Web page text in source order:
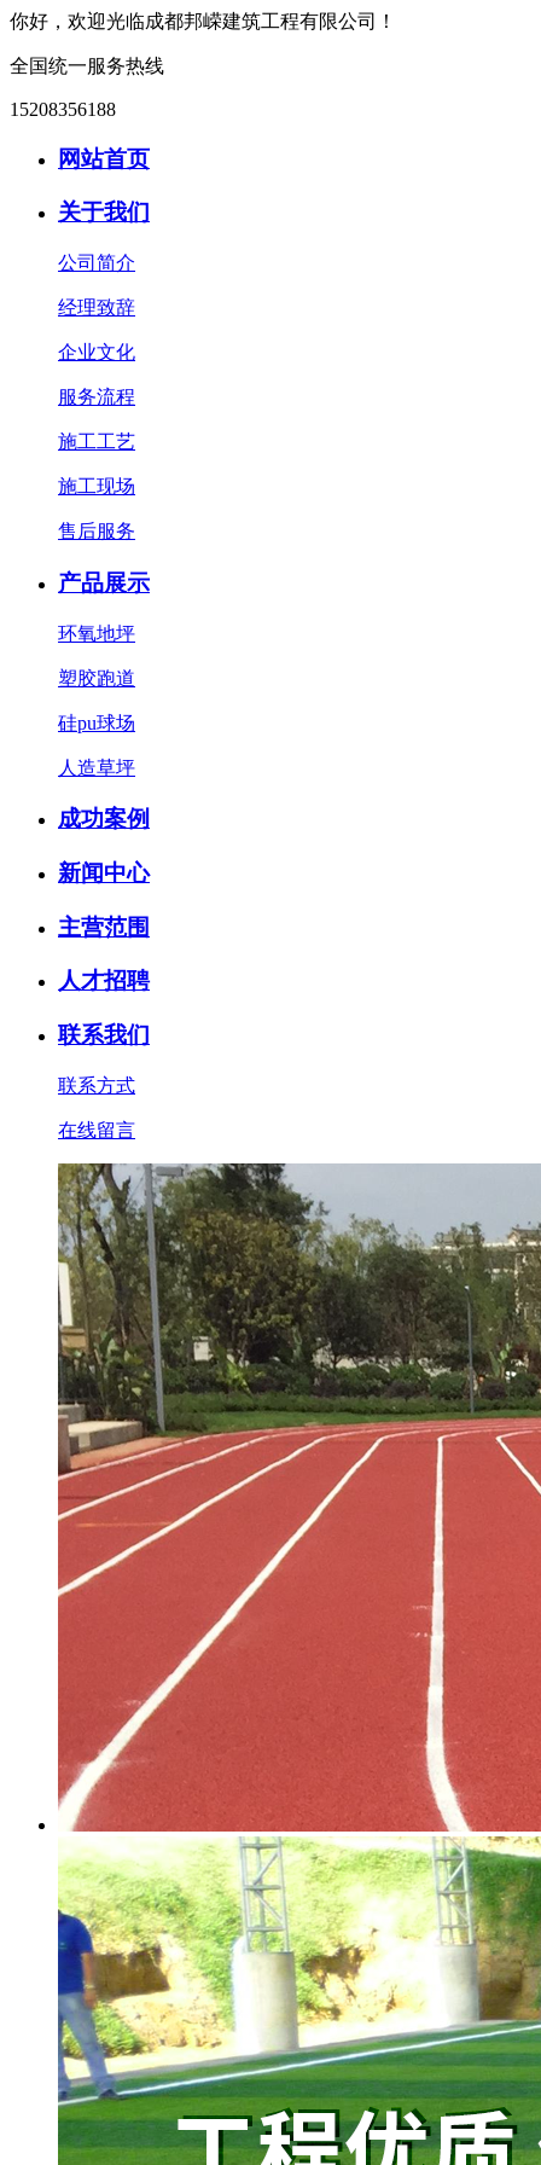
你好，欢迎光临成都邦嵘建筑工程有限公司！
全国统一服务热线
15208356188
网站首页
关于我们
公司简介
经理致辞
企业文化
服务流程
施工工艺
施工现场
售后服务
产品展示
环氧地坪
塑胶跑道
硅pu球场
人造草坪
成功案例
新闻中心
主营范围
人才招聘
联系我们
联系方式
在线留言